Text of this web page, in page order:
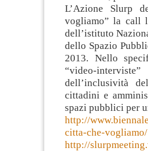
L’Azione Slurp
vogliamo” la call
dell’istituto
dello Spazio
2013. Nello
“video-
dell’inclusività
cittadini e
spazi pubblici per
http://
citta-che-vogliamo/
http://